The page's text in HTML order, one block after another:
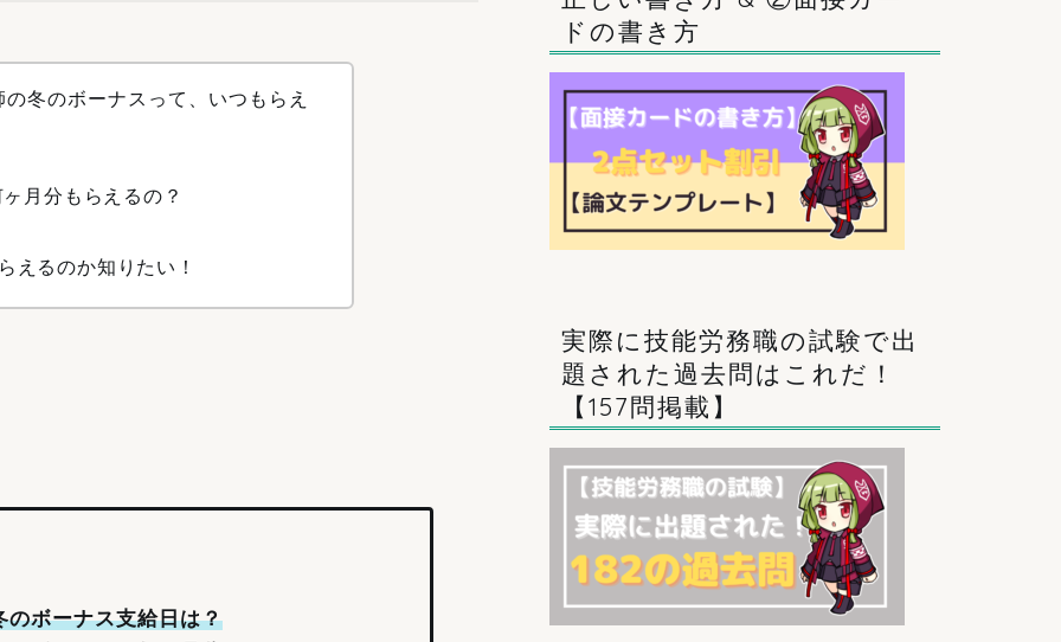
冬のボーナスって、いつもらえ
月分もらえるの？
えるのか知りたい！
のボーナス支給日は？
ドの書き方
実際に技能労務職の試験で出
題された過去問はこれだ！
【157問掲載】